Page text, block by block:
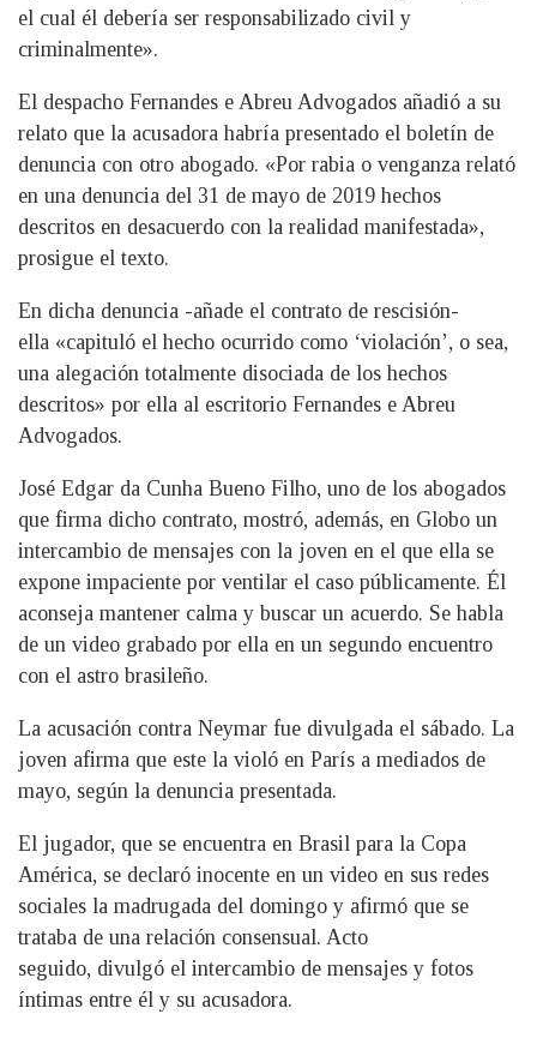
el cual él debería ser responsabilizado civil y
criminalmente».
El despacho Fernandes e Abreu Advogados añadió a su
relato que la acusadora habría presentado el boletín de
denuncia con otro abogado. «Por rabia o venganza relató
en una denuncia del 31 de mayo de 2019 hechos
descritos en desacuerdo con la realidad manifestada»,
prosigue el texto.
En dicha denuncia -añade el contrato de rescisión-
ella «capituló el hecho ocurrido como ‘violación’, o sea,
una alegación totalmente disociada de los hechos
descritos» por ella al escritorio Fernandes e Abreu
Advogados.
José Edgar da Cunha Bueno Filho, uno de los abogados
que firma dicho contrato, mostró, además, en Globo un
intercambio de mensajes con la joven en el que ella se
expone impaciente por ventilar el caso públicamente. Él
aconseja mantener calma y buscar un acuerdo. Se habla
de un video grabado por ella en un segundo encuentro
con el astro brasileño.
La acusación contra Neymar fue divulgada el sábado. La
joven afirma que este la violó en París a mediados de
mayo, según la denuncia presentada.
El jugador, que se encuentra en Brasil para la Copa
América, se declaró inocente en un video en sus redes
sociales la madrugada del domingo y afirmó que se
trataba de una relación consensual. Acto
seguido, divulgó el intercambio de mensajes y fotos
íntimas entre él y su acusadora.